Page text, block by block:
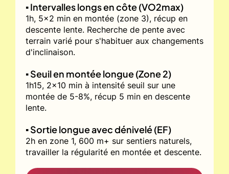
▪️ Intervalles longs en côte (VO2max)
1h, 5x2 min en montée (zone 3), récup en
descente lente. Recherche de pente avec
terrain varié pour s'habituer aux changements
d'inclinaison.
▪️ Seuil en montée longue (Zone 2)
1h15, 2x10 min à intensité seuil sur une
montée de 5-8%, récup 5 min en descente
lente.
▪️ Sortie longue avec dénivelé (EF)
2h en zone 1, 600 m+ sur sentiers naturels,
travailler la régularité en montée et descente.